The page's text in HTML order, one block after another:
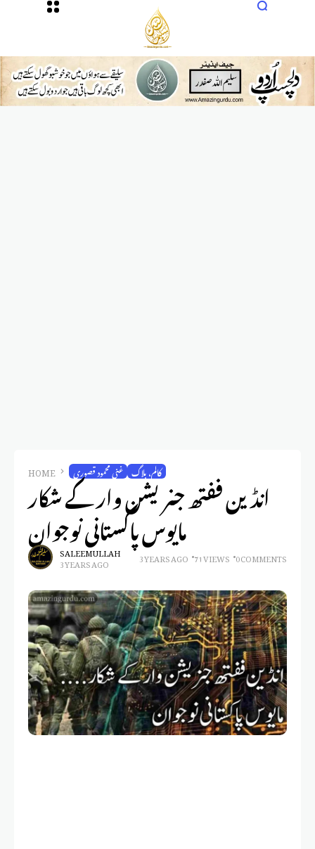
HOME غنی محمود قصوری کالم، بلاگ
انڈین ففتھ جنریشن وار کے شکار
مایوس پاکستانی نوجوان
SALEEM ULLAH
3 YEARS AGO 3 YEARS AGO 71 VIEWS 0 COMMENTS